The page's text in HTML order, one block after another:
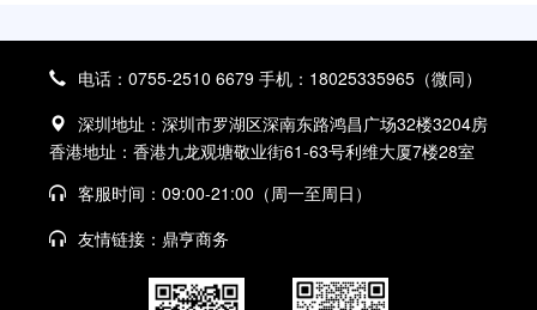
电话：0755-2510 6679 手机：18025335965（微同）
深圳地址：深圳市罗湖区深南东路鸿昌广场32楼3204房
香港地址：香港九龙观塘敬业街61-63号利维大厦7楼28室
客服时间：09:00-21:00（周一至周日）
友情链接： 鼎亨商务